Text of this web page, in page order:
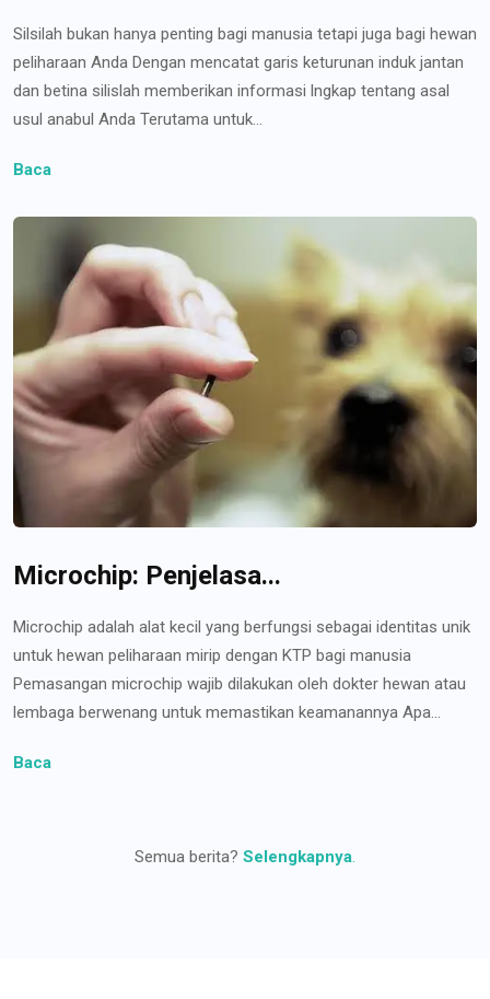
Silsilah bukan hanya penting bagi manusia tetapi juga bagi hewan
peliharaan Anda Dengan mencatat garis keturunan induk jantan
dan betina silislah memberikan informasi lngkap tentang asal
usul anabul Anda Terutama untuk...
Baca
Microchip: Penjelasa...
Microchip adalah alat kecil yang berfungsi sebagai identitas unik
untuk hewan peliharaan mirip dengan KTP bagi manusia
Pemasangan microchip wajib dilakukan oleh dokter hewan atau
lembaga berwenang untuk memastikan keamanannya Apa...
Baca
Semua berita? Selengkapnya